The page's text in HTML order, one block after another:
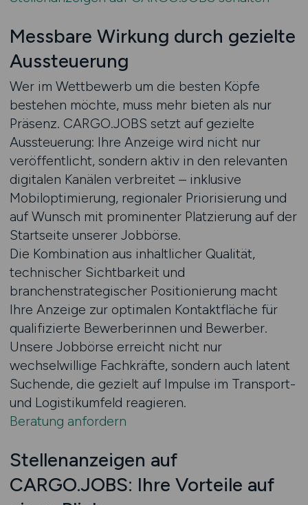
Messbare Wirkung durch gezielte
Aussteuerung
Wer im Wettbewerb um die besten Köpfe
bestehen möchte, muss mehr bieten als nur
Präsenz. CARGO.JOBS setzt auf gezielte
Aussteuerung: Ihre Anzeige wird nicht nur
veröffentlicht, sondern aktiv in den relevanten
digitalen Kanälen verbreitet – inklusive
Mobiloptimierung, regionaler Priorisierung und
auf Wunsch mit prominenter Platzierung auf der
Startseite unserer Jobbörse.
Die Kombination aus inhaltlicher Qualität,
technischer Sichtbarkeit und
branchenstrategischer Positionierung macht
Ihre Anzeige zur optimalen Kontaktfläche für
qualifizierte Bewerberinnen und Bewerber.
Unsere Jobbörse erreicht nicht nur
wechselwillige Fachkräfte, sondern auch latent
Suchende, die gezielt auf Impulse im Transport-
und Logistikumfeld reagieren.
Beratung anfordern
Stellenanzeigen auf
CARGO.JOBS: Ihre Vorteile auf